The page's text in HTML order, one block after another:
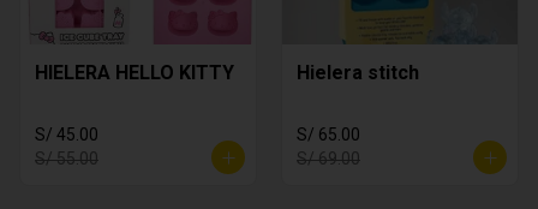
HIELERA HELLO KITTY
S/ 45.00
S/ 55.00
Hielera stitch
S/ 65.00
S/ 69.00